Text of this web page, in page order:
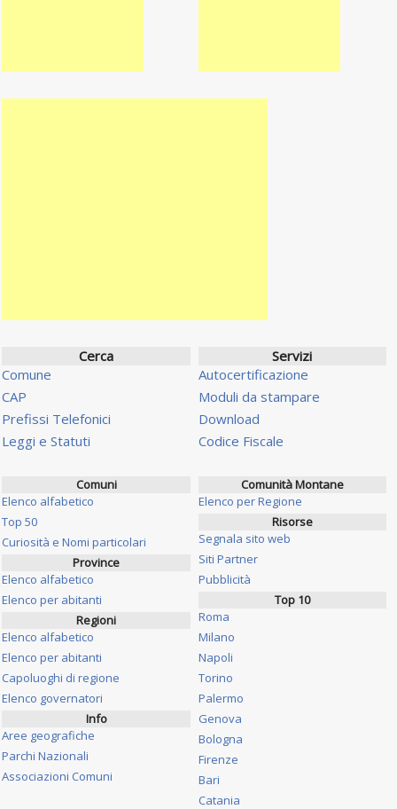
Cerca
Comune
CAP
Prefissi Telefonici
Leggi e Statuti
Servizi
Autocertificazione
Moduli da stampare
Download
Codice Fiscale
Comuni
Elenco alfabetico
Top 50
Curiosità e Nomi particolari
Province
Elenco alfabetico
Elenco per abitanti
Regioni
Elenco alfabetico
Elenco per abitanti
Capoluoghi di regione
Elenco governatori
Info
Aree geografiche
Parchi Nazionali
Associazioni Comuni
Comunità Montane
Elenco per Regione
Risorse
Segnala sito web
Siti Partner
Pubblicità
Top 10
Roma
Milano
Napoli
Torino
Palermo
Genova
Bologna
Firenze
Bari
Catania